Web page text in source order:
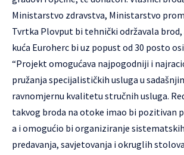
Ministarstvo zdravstva, Ministarstvo
Tvrtka Plovput bi tehnički održavala brod,
kuća Euroherc bi uz popust od 30 posto
“Projekt omogućava najpogodniji i
pružanja specijalističkih usluga u
ravnomjernu kvalitetu stručnih usluga.
takvog broda na otoke imao bi pozitivan
a i omogućio bi organiziranje
predavanja, savjetovanja i okruglih